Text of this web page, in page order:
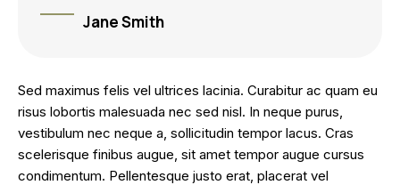
Jane Smith
Sed maximus felis vel ultrices lacinia. Curabitur ac quam eu
risus lobortis malesuada nec sed nisl. In neque purus,
vestibulum nec neque a, sollicitudin tempor lacus. Cras
scelerisque finibus augue, sit amet tempor augue cursus
condimentum. Pellentesque justo erat, placerat vel